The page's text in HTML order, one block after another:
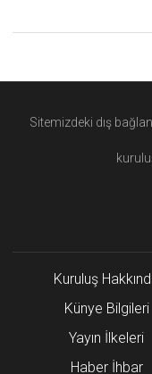
Sitemizdeki dış
Kuruluş
Künye Bilgileri
Yayın İlkeleri
Haber İhbar